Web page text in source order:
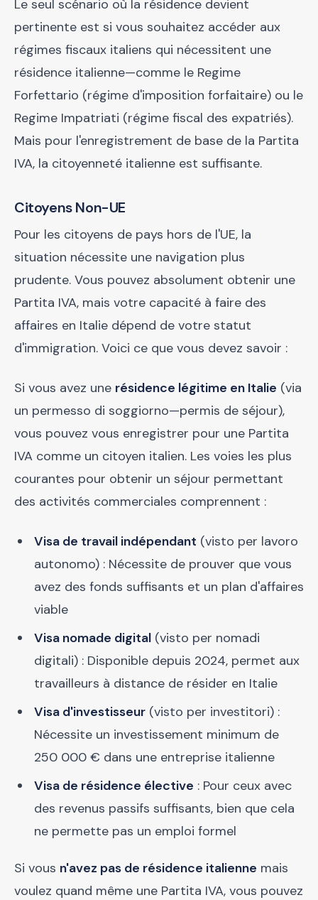
Le seul scénario où la résidence devient
pertinente est si vous souhaitez accéder aux
régimes fiscaux italiens qui nécessitent une
résidence italienne—comme le Regime
Forfettario (régime d'imposition forfaitaire) ou le
Regime Impatriati (régime fiscal des expatriés).
Mais pour l'enregistrement de base de la Partita
IVA, la citoyenneté italienne est suffisante.
Citoyens Non-UE
Pour les citoyens de pays hors de l'UE, la
situation nécessite une navigation plus
prudente. Vous pouvez absolument obtenir une
Partita IVA, mais votre capacité à faire des
affaires en Italie dépend de votre statut
d'immigration. Voici ce que vous devez savoir :
Si vous avez une résidence légitime en Italie (via
un permesso di soggiorno—permis de séjour),
vous pouvez vous enregistrer pour une Partita
IVA comme un citoyen italien. Les voies les plus
courantes pour obtenir un séjour permettant
des activités commerciales comprennent :
Visa de travail indépendant (visto per lavoro
autonomo) : Nécessite de prouver que vous
avez des fonds suffisants et un plan d'affaires
viable
Visa nomade digital (visto per nomadi
digitali) : Disponible depuis 2024, permet aux
travailleurs à distance de résider en Italie
Visa d'investisseur (visto per investitori) :
Nécessite un investissement minimum de
250 000 € dans une entreprise italienne
Visa de résidence élective : Pour ceux avec
des revenus passifs suffisants, bien que cela
ne permette pas un emploi formel
Si vous n'avez pas de résidence italienne mais
voulez quand même une Partita IVA, vous pouvez